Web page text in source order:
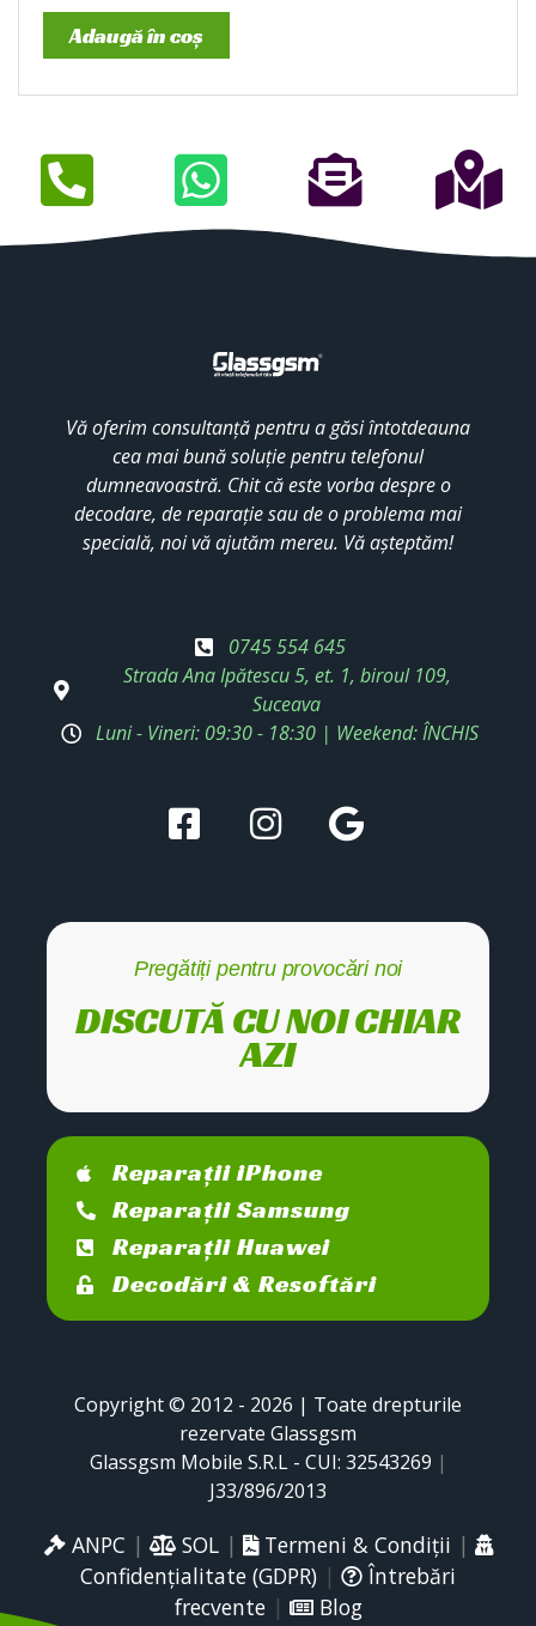
Adaugă în coș
Vă oferim consultanță pentru a găsi întotdeauna
cea mai bună soluție pentru telefonul
dumneavoastră. Chit că este vorba despre o
decodare, de reparație sau de o problema mai
specială, noi vă ajutăm mereu. Vă așteptăm!
0745 554 645
Strada Ana Ipătescu 5, et. 1, biroul 109,
Suceava
Luni - Vineri: 09:30 - 18:30 | Weekend: ÎNCHIS
Pregătiți pentru provocări noi
DISCUTĂ CU NOI CHIAR
AZI
Reparații iPhone
Reparații Samsung
Reparații Huawei
Decodări & Resoftări
Copyright © 2012 - 2026 | Toate drepturile
rezervate Glassgsm
Glassgsm Mobile S.R.L - CUI: 32543269 |
J33/896/2013
ANPC | SOL| Termeni & Condiții |
Confidențialitate (GDPR) |
Întrebări
frecvente| Blog